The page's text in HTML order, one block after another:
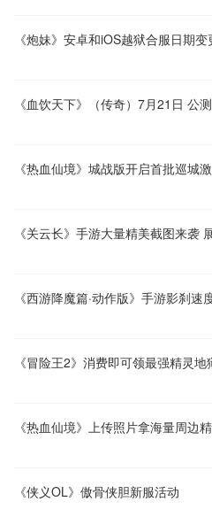
《侠义OL》傲骨侠胆新服活动